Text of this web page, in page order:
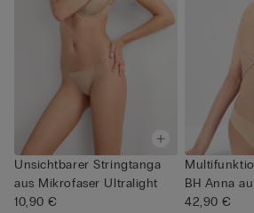
Unsichtbarer Stringtanga
aus Mikrofaser Ultralight
10,90 €
BH Anna
42,90 €